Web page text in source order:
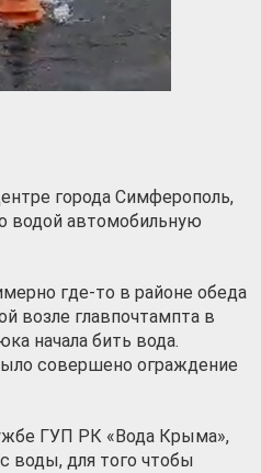
города Симферополь,
водой автомобильную
где-то в районе обеда
возле главпочтампта в
начала бить вода.
совершено ограждение
ГУП РК «Вода Крыма»,
воды, для того чтобы